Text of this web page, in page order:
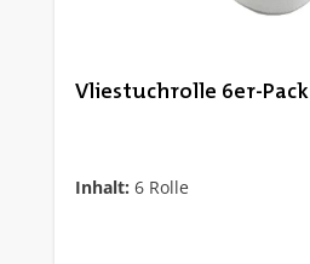
Vliestuchrolle 6er-Pack
Inhalt: 6 Rolle